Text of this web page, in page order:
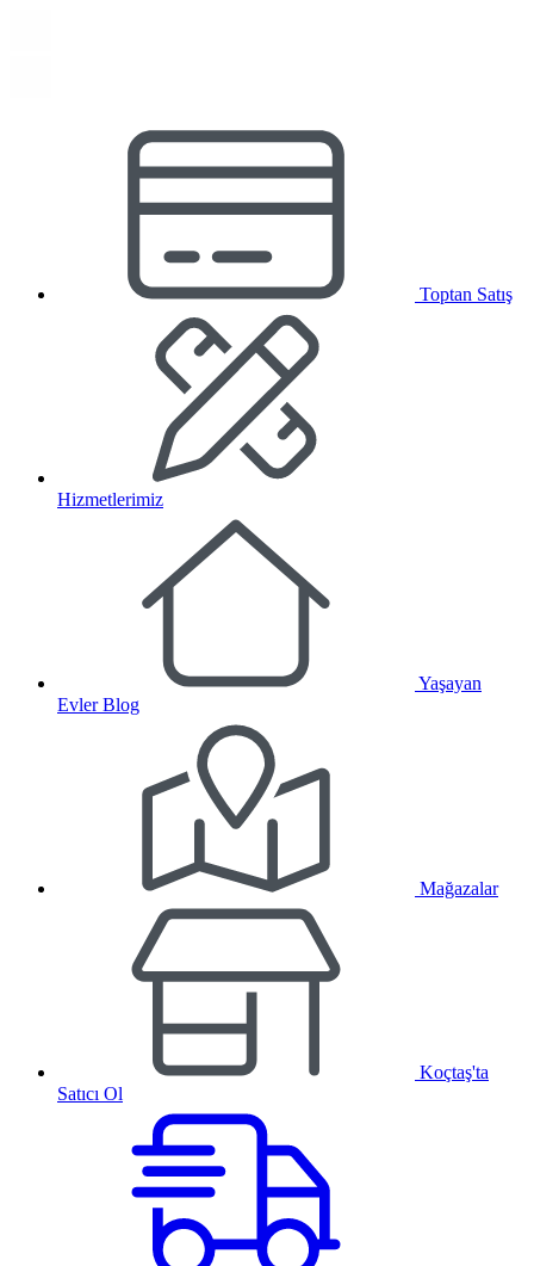
Toptan Satış
Hizmetlerimiz
Yaşayan
Evler Blog
Mağazalar
Koçtaş'ta
Satıcı Ol